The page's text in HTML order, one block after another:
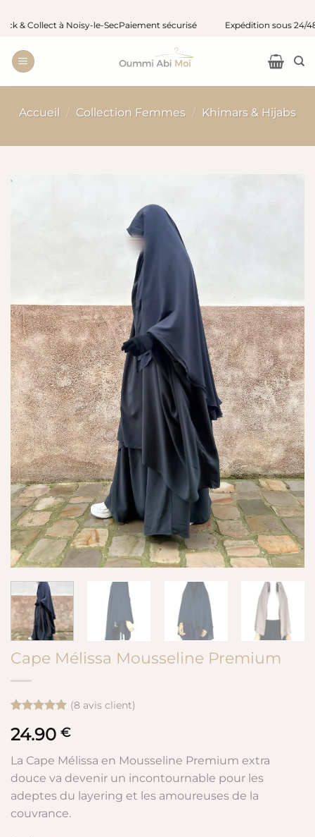
Passer
contenu
Collect à Noisy-le-SecPaiement sécurisé Expédition sous 24/48 h
Accueil / Collection Femmes / Khimars & Hijabs
Cape Mélissa Mousseline Premium
5 basé sur
notations
client
(8 avis client)
24.90 €
La Cape Mélissa en Mousseline Premium extra
douce va devenir un incontournable pour les
adeptes du layering et les amoureuses de la
couvrance.